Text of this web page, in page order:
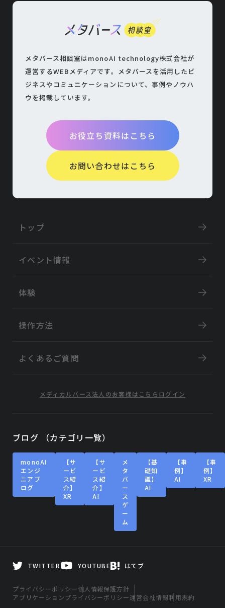
メタバース相談室はmonoAI technology株式会社が
運営するWEBメディアです。 メタバースを活用したビ
ジネスやコミュニケーションについて、 事例やノウハ
ウを掲載しています。
お役立ち資料はこちら
お問い合わせはこちら
トップ
イベント情報
体験
操作方法
よくあるご質問
メディカルバース 法人のお客様はこちら ログイン
ブログ （カテゴリ一覧）
monoAI
エンジ
ニアブ
ログ
【サ
ービ
ス紹
介】
XR
【サ
ービ
ス紹
介】
AI
メ
タ
バ
ー
ス
ゲ
ー
ム
【基
礎知
識】
AI
【事
例】
AI
【事
例】
XR
TWITTER YOUTUBE はてブ
プライバシーポリシー個人情報保護方針
アプリケーションプライバシーポリシー運営会社情報利用規約